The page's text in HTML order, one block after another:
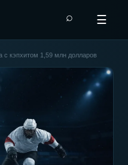
⌕ ☰
с кэпхитом 1,59 млн долларов